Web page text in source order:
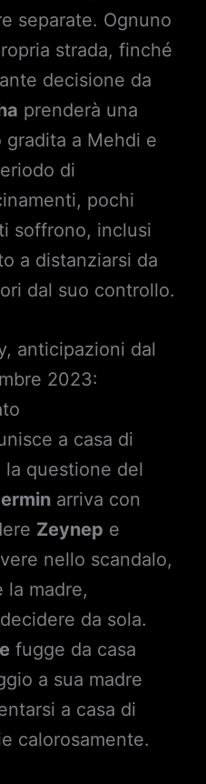
separate. Ognuno
strada, finché
decisione da
prenderà una
a Mehdi e
di
pochi
soffrono, inclusi
a distanziarsi da
dal suo controllo.
anticipazioni dal
2023:
a casa di
questione del
arriva con
Zeynep e
nello scandalo,
la madre,
da sola.
fugge da casa
a sua madre
a casa di
calorosamente.